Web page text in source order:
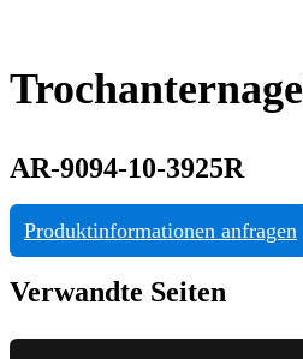
AR-9094-10-3925R
Produktinformationen anfragen
Verwandte Seiten